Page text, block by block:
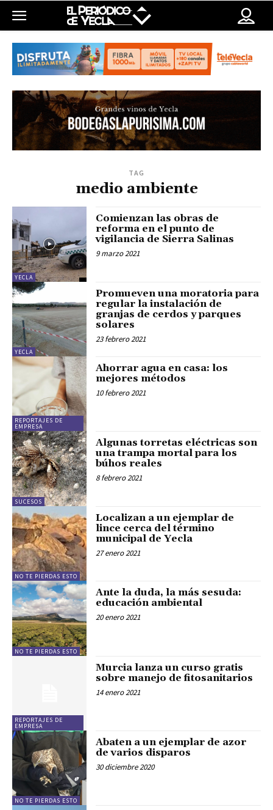
TAG
medio ambiente
YECLA
Comienzan las obras de
reforma en el punto de
vigilancia de Sierra Salinas
9 marzo 2021
YECLA
Promueven una moratoria para
regular la instalación de
granjas de cerdos y parques
solares
23 febrero 2021
REPORTAJES DE
EMPRESA
Ahorrar agua en casa: los
mejores métodos
10 febrero 2021
SUCESOS
Algunas torretas eléctricas son
una trampa mortal para los
búhos reales
8 febrero 2021
NO TE PIERDAS ESTO
Localizan a un ejemplar de
lince cerca del término
municipal de Yecla
27 enero 2021
NO TE PIERDAS ESTO
Ante la duda, la más sesuda:
educación ambiental
20 enero 2021
REPORTAJES DE
EMPRESA
Murcia lanza un curso gratis
sobre manejo de fitosanitarios
14 enero 2021
NO TE PIERDAS ESTO
Abaten a un ejemplar de azor
de varios disparos
30 diciembre 2020